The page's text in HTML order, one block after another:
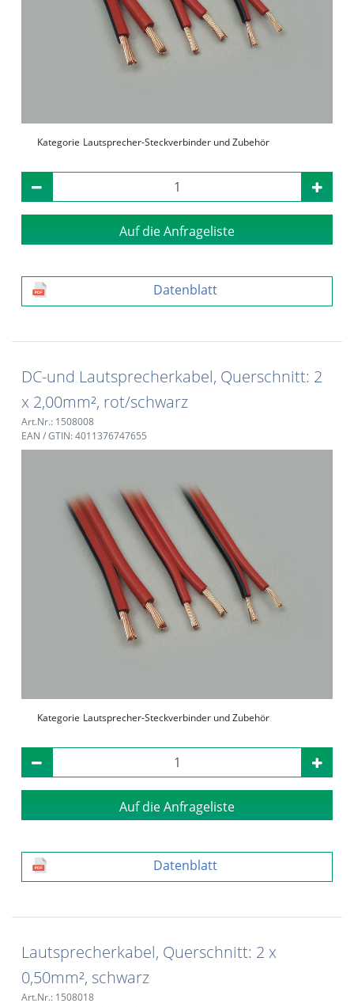
Kategorie Lautsprecher-Steckverbinder und Zubehör
Auf die Anfrageliste
Datenblatt
DC-und Lautsprecherkabel, Querschnitt: 2
x 2,00mm², rot/schwarz
Art.Nr.: 1508008
EAN / GTIN: 4011376747655
Kategorie Lautsprecher-Steckverbinder und Zubehör
Auf die Anfrageliste
Datenblatt
Lautsprecherkabel, Querschnitt: 2 x
0,50mm², schwarz
Art.Nr.: 1508018